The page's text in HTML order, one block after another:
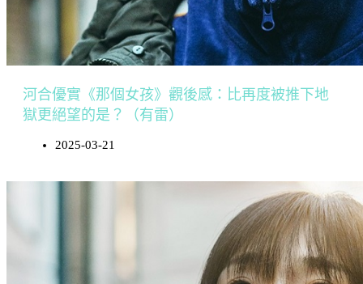
河合優實《那個女孩》觀後感：比再度被推下地
獄更絕望的是？（有雷）
2025-03-21